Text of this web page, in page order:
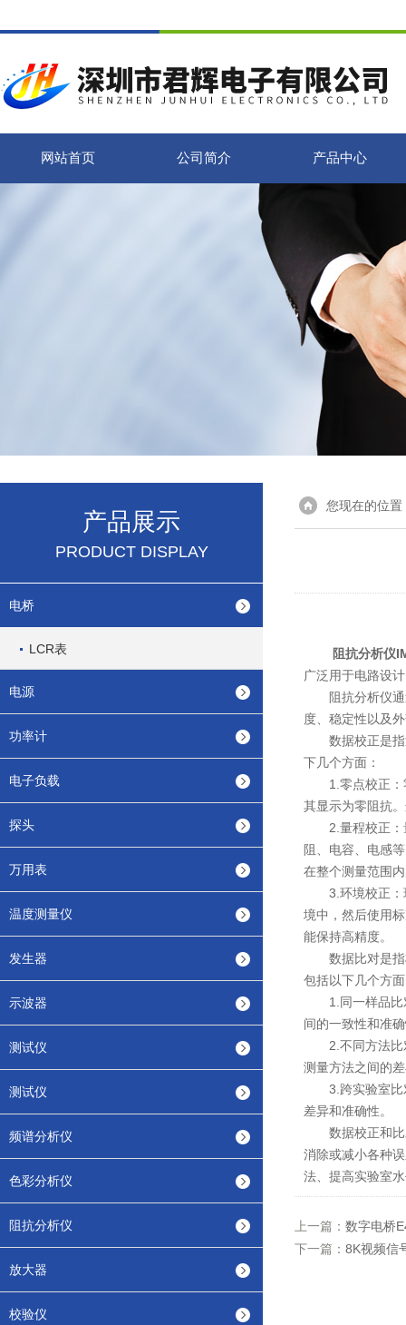
网站首页 公司简介 产品中心
产品展示
PRODUCT DISPLAY
电桥
LCR表
电源
功率计
电子负载
探头
万用表
温度测量仪
发生器
示波器
测试仪
测试仪
频谱分析仪
色彩分析仪
阻抗分析仪
放大器
校验仪
您现在的位置
阻抗分析仪
广泛用于电路设
阻抗分析仪通
度、稳定性以及
数据校正是指
下几个方面：
1.零点校正：零
其显示为零阻抗
2.量程校正：量
阻、电容、电感
在整个测量范围
3.环境校正：环
境中，然后使用
能保持高精度。
数据比对是指
包括以下几个方
1.同一样品比对
间的一致性和准
2.不同方法比对
测量方法之间的
3.跨实验室比对
差异和准确性。
数据校正和比
消除或减小各种
法、提高实验室
上一篇： 数字电桥
下一篇： 8K视频信